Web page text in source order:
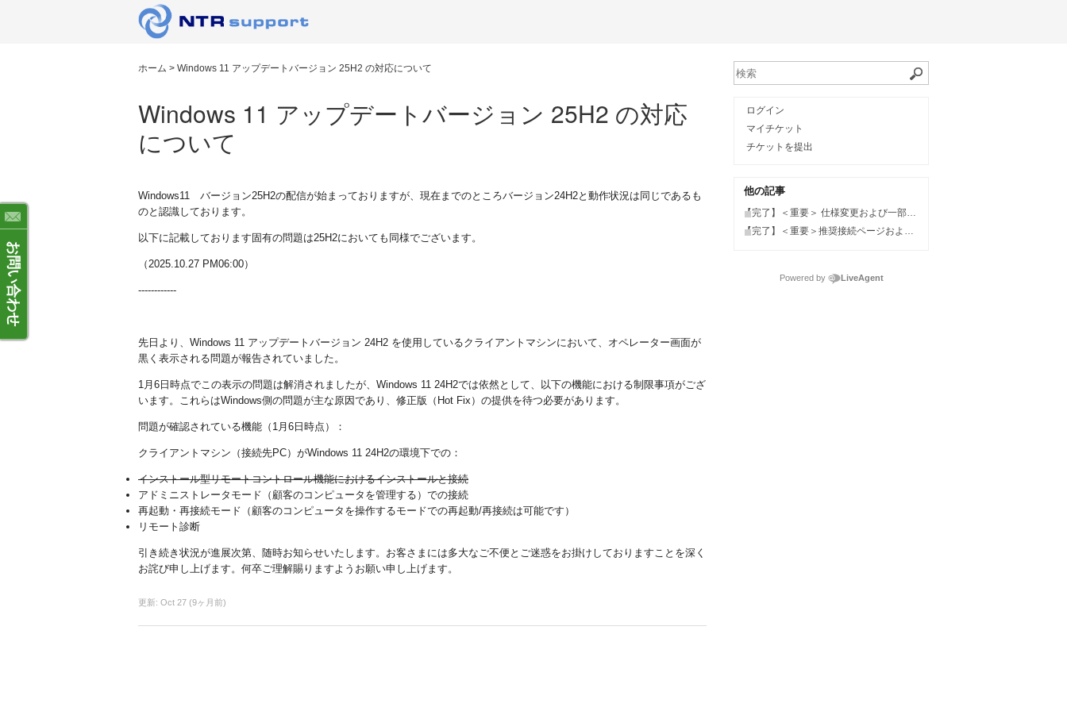
ホーム > Windows 11 アップデートバージョン 25H2 の対応について
Windows 11 アップデートバージョン 25H2 の対応
について
Windows11 バージョン25H2の配信が始まっておりますが、現在までのところバージョン24H2と動作状況は同じであるも
のと認識しております。
以下に記載しております固有の問題は25H2においても同様でございます。
（2025.10.27 PM06:00）
------------
先日より、Windows 11 アップデートバージョン 24H2 を使用しているクライアントマシンにおいて、オペレーター画面が
黒く表示される問題が報告されていました。
1月6日時点でこの表示の問題は解消されましたが、Windows 11 24H2では依然として、以下の機能における制限事項がござ
います。これらはWindows側の問題が主な原因であり、修正版（Hot Fix）の提供を待つ必要があります。
問題が確認されている機能（1月6日時点）：
クライアントマシン（接続先PC）がWindows 11 24H2の環境下での：
インストール型リモートコントロール機能におけるインストールと接続
アドミニストレータモード（顧客のコンピュータを管理する）での接続
再起動・再接続モード（顧客のコンピュータを操作するモードでの再起動/再接続は可能です）
リモート診断
引き続き状況が進展次第、随時お知らせいたします。お客さまには多大なご不便とご迷惑をお掛けしておりますことを深く
お詫び申し上げます。何卒ご理解賜りますようお願い申し上げます。
更新: Oct 27 (9ヶ月前)
ログイン
マイチケット
チケットを提出
他の記事
【完了】＜重要＞ 仕様変更および一部機能の廃止に関するご案内（2026年2月21日 22時～）
【完了】＜重要＞推奨接続ページおよび接続ページ仕様変更予定のご案内
Powered by LiveAgent
お問い合わせ